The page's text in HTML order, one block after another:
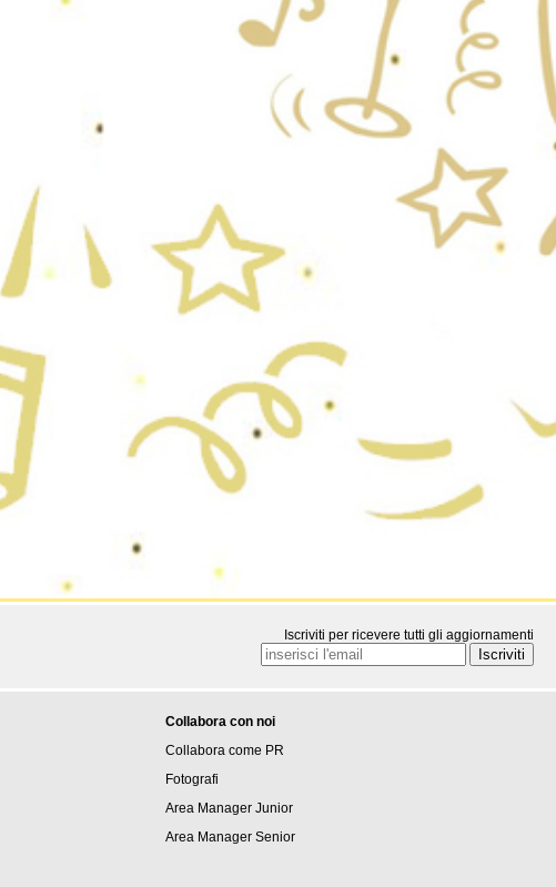
Iscriviti per ricevere tutti gli aggiornamenti
Collabora con noi
Collabora come PR
Fotografi
Area Manager Junior
Area Manager Senior